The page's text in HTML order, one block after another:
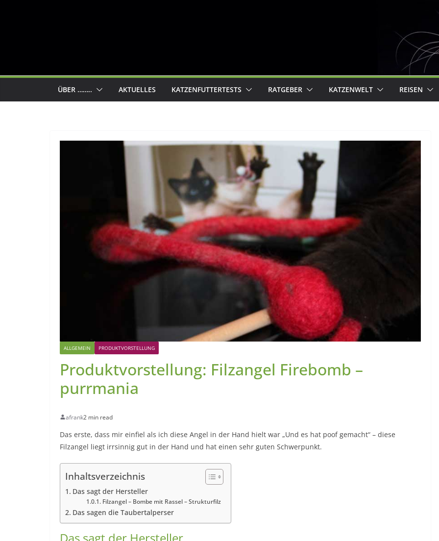
ÜBER …….. AKTUELLES KATZENFUTTERTESTS RATGEBER KATZENWELT REISEN
ALLGEMEIN PRODUKTVORSTELLUNG
Produktvorstellung: Filzangel Firebomb –
purrmania
afrank2 min read
Das erste, dass mir einfiel als ich diese Angel in der Hand hielt war „Und es hat poof gemacht“ – diese
Filzangel liegt irrsinnig gut in der Hand und hat einen sehr guten Schwerpunkt.
Inhaltsverzeichnis
Das sagt der Hersteller
Filzangel – Bombe mit Rassel – Strukturfilz
Das sagen die Taubertalperser